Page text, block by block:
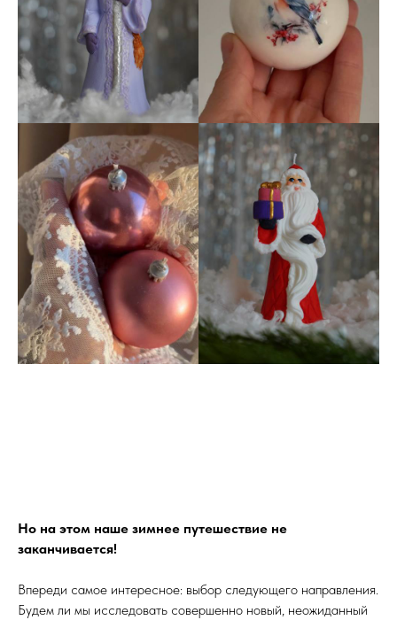
Но на этом наше зимнее путешествие не
заканчивается!
Впереди самое интересное: выбор следующего направления.
Будем ли мы исследовать совершенно новый, неожиданный